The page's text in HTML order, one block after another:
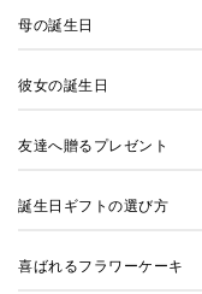
母の誕生日
彼女の誕生日
友達へ贈るプレゼント
誕生日ギフトの選び方
喜ばれるフラワーケーキ